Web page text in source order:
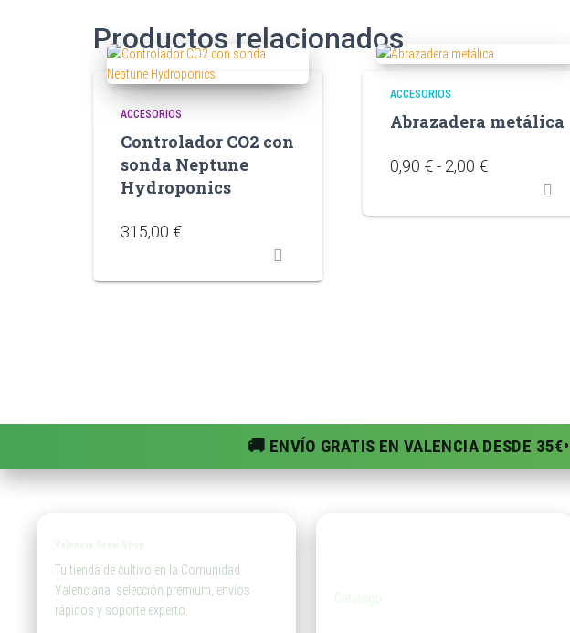
Productos relacionados
ACCESORIOS
Controlador CO2 con
sonda Neptune
Hydroponics
315,00 €
ACCESORIOS
Abrazadera metálica
0,90 € - 2,00 €
🚚 ENVÍO GRATIS EN VALENCIA DESDE 35€•
Tu tienda de cultivo en la Comunidad
Valenciana: selección premium, envíos
rápidos y soporte experto.
Catálogo